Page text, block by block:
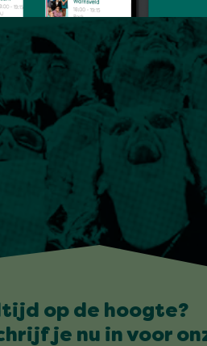
op de hoogte?
je nu in voor